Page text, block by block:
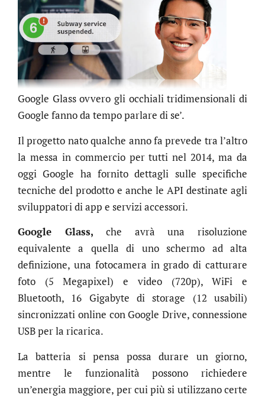
Google Glass ovvero gli occhiali tridimensionali di
Google fanno da tempo parlare di se’.
Il progetto nato qualche anno fa prevede tra l’altro
la messa in commercio per tutti nel 2014, ma da
oggi Google ha fornito dettagli sulle specifiche
tecniche del prodotto e anche le API destinate agli
sviluppatori di app e servizi accessori.
Google Glass,che avrà una risoluzione
equivalente a quella di uno schermo ad alta
definizione, una fotocamera in grado di catturare
foto (5 Megapixel) e video (720p), WiFi e
Bluetooth, 16 Gigabyte di storage (12 usabili)
sincronizzati online con Google Drive, connessione
USB per la ricarica.
La batteria si pensa possa durare un giorno,
mentre le funzionalità possono richiedere
un’energia maggiore, per cui più si utilizzano certe